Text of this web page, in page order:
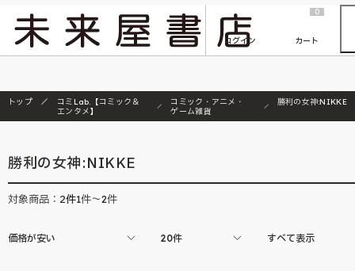
『ONE PIECE magazine 021 ONE PIECEカード付き同梱版』発売延期のご案内
ログイン
0
カート
トップ
コミLab.【コミック＆
エンタメ】
コミック・アニメ・
ゲーム雑貨
勝利の女神:NIKKE
勝利の女神:NIKKE
対象商品： 2件1件～2件
価格が安い 20件 すべて表示